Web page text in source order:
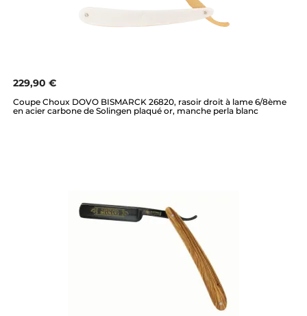
229,90 €
Coupe Choux DOVO BISMARCK 26820, rasoir droit à lame 6/8ème
en acier carbone de Solingen plaqué or, manche perla blanc